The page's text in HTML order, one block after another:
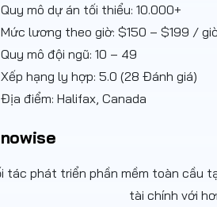
Quy mô dự án tối thiểu: 10.000+
Mức lương theo giờ: $150 – $199 /
Quy mô đội ngũ: 10 – 49
Xếp hạng ly hợp: 5.0 (28 Đánh giá)
Địa điểm: Halifax, Canada